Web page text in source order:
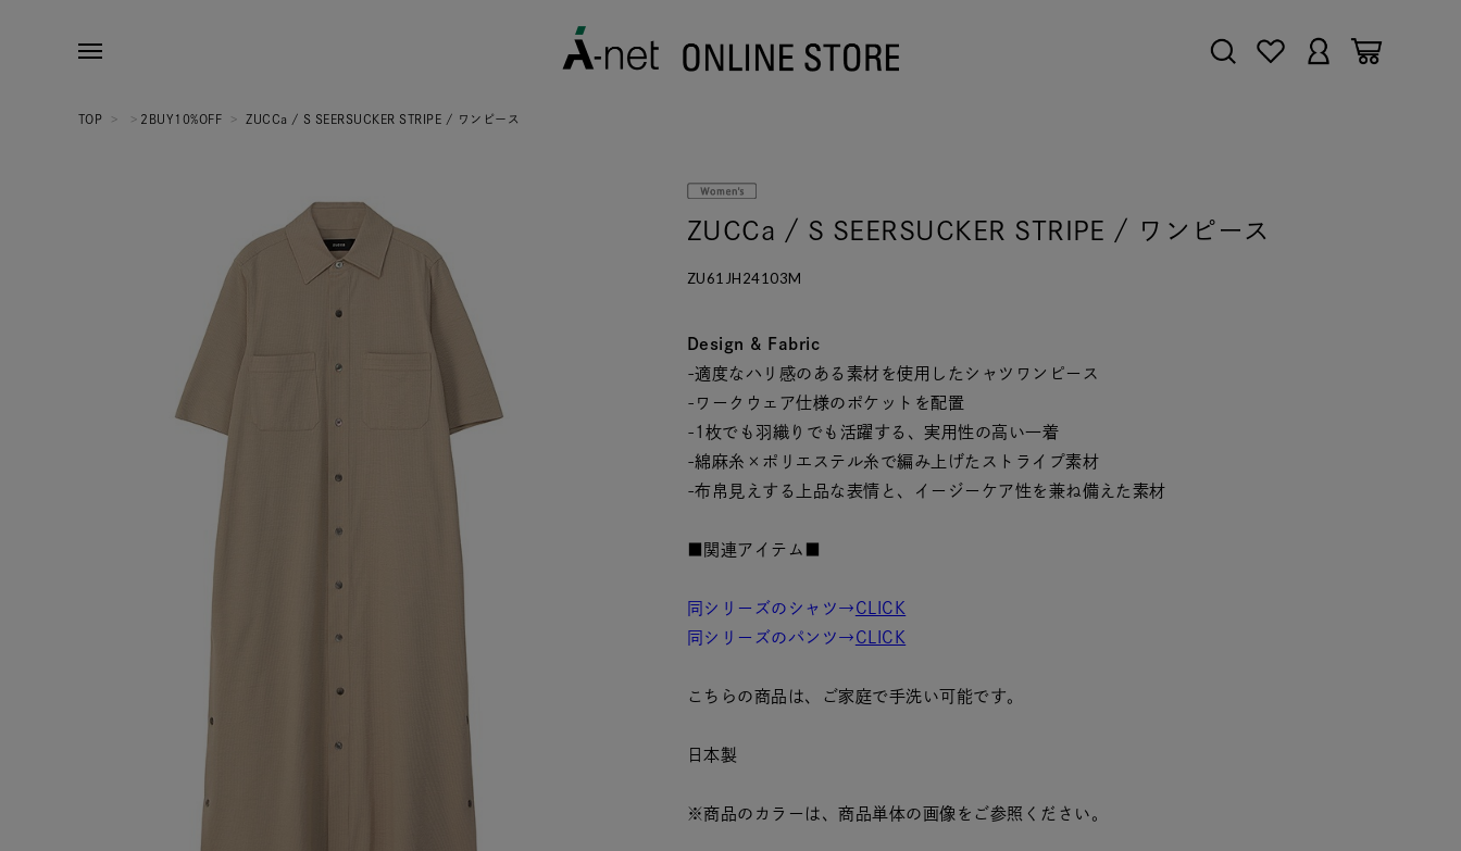
TOP > > 2BUY10%OFF > ZUCCa / S SEERSUCKER STRIPE / ワンピース
ZUCCa / S SEERSUCKER STRIPE / ワンピース
ZU61JH24103M
Design & Fabric
-適度なハリ感のある素材を使用したシャツワンピース
-ワークウェア仕様のポケットを配置
-1枚でも羽織りでも活躍する、実用性の高い一着
-綿麻糸×ポリエステル糸で編み上げたストライプ素材
-布帛見えする上品な表情と、イージーケア性を兼ね備えた素材
■関連アイテム■
同シリーズのシャツ→ CLICK
同シリーズのパンツ→ CLICK
こちらの商品は、ご家庭で手洗い可能です。
日本製
※商品のカラーは、商品単体の画像をご参照ください。